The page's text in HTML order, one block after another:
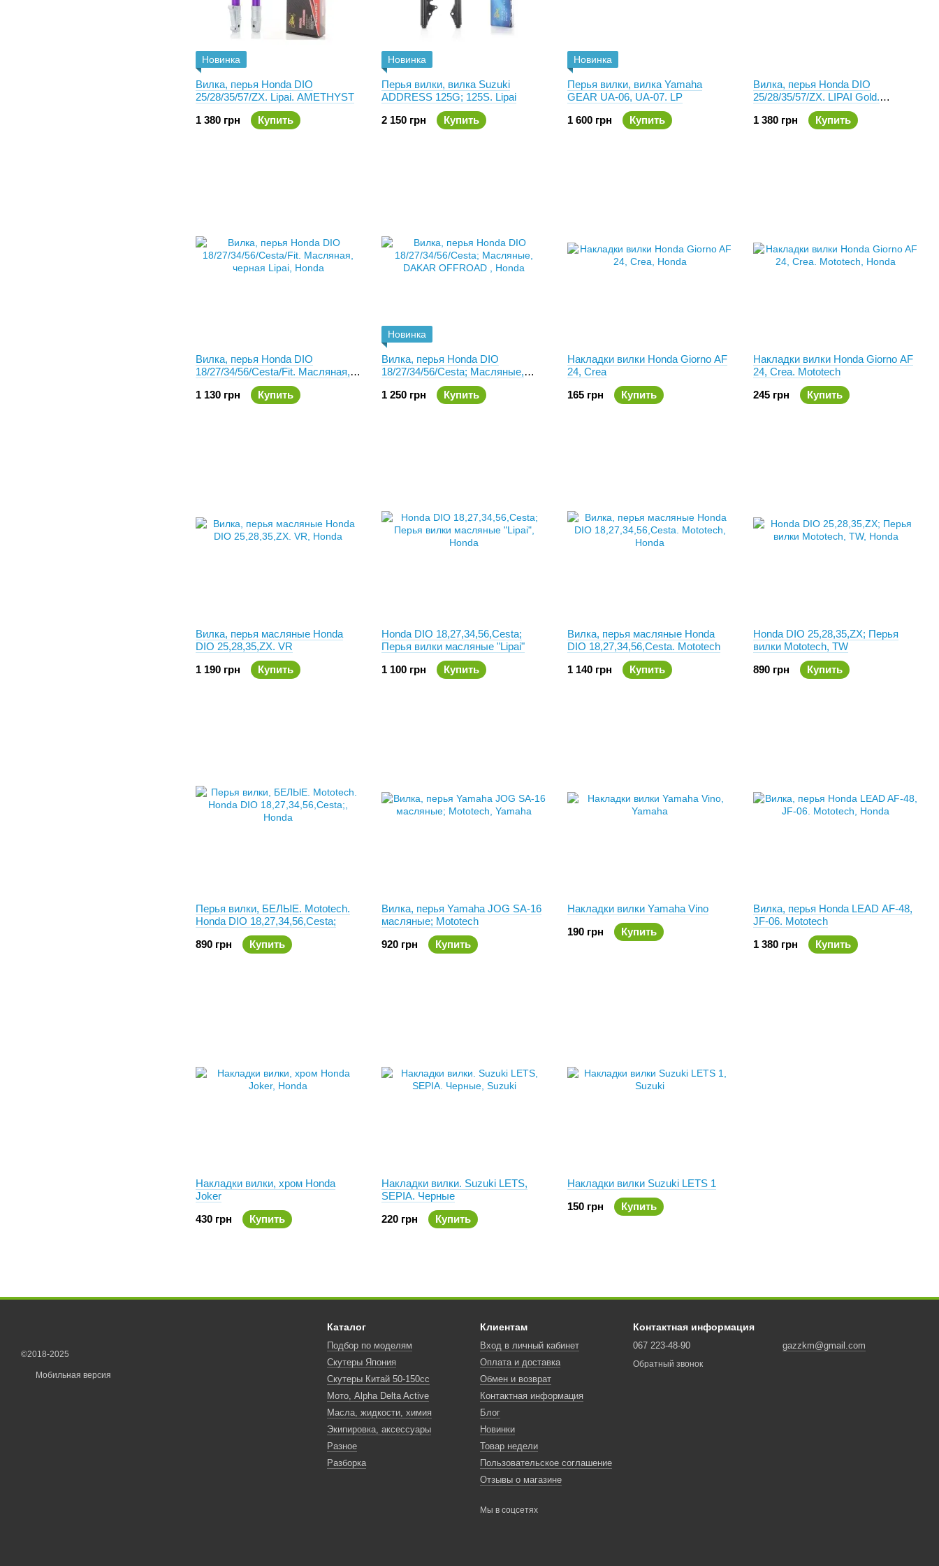
Новинка
Вилка, перья Honda DIO
25/28/35/57/ZX. Lipai. AMETHYST
1 380 грн
Купить
Новинка
Перья вилки, вилка Suzuki
ADDRESS 125G; 125S. Lipai
2 150 грн
Купить
Новинка
Перья вилки, вилка Yamaha
GEAR UA-06, UA-07. LP
1 600 грн
Купить
Вилка, перья Honda DIO
25/28/35/57/ZX. LIPAI Gold.
1 380 грн
Купить
Вилка, перья Honda DIO
18/27/34/56/Cesta/Fit. Масляная,
1 130 грн
Купить
Новинка
Вилка, перья Honda DIO
18/27/34/56/Cesta; Масляные,
DAKAR OFFROAD
1 250 грн
Купить
Накладки вилки Honda Giorno AF
24, Crea
165 грн
Купить
Накладки вилки Honda Giorno AF
24, Crea. Mototech
245 грн
Купить
Вилка, перья масляные Honda
DIO 25,28,35,ZX. VR
1 190 грн
Купить
Honda DIO 18,27,34,56,Cesta;
Перья вилки масляные "Lipai"
1 100 грн
Купить
Вилка, перья масляные Honda
DIO 18,27,34,56,Cesta. Mototech
1 140 грн
Купить
Honda DIO 25,28,35,ZX; Перья
вилки Mototech, TW
890 грн
Купить
Перья вилки, БЕЛЫЕ. Mototech.
Honda DIO 18,27,34,56,Cesta;
890 грн
Купить
Вилка, перья Yamaha JOG SA-16
масляные; Mototech
920 грн
Купить
Накладки вилки Yamaha Vino
190 грн
Купить
Вилка, перья Honda LEAD AF-48,
JF-06. Mototech
1 380 грн
Купить
Накладки вилки, хром Honda
Joker
430 грн
Купить
Накладки вилки. Suzuki LETS,
SEPIA. Черные
220 грн
Купить
Накладки вилки Suzuki LETS 1
150 грн
Купить
©2018-2025
Мобильная версия
Каталог
Подбор по моделям
Скутеры Япония
Скутеры Китай 50-150сс
Мото, Alpha Delta Active
Масла, жидкости, химия
Экипировка, аксессуары
Разное
Разборка
Клиентам
Вход в личный кабинет
Оплата и доставка
Обмен и возврат
Контактная информация
Блог
Новинки
Товар недели
Пользовательское соглашение
Отзывы о магазине
Мы в соцсетях
Контактная информация
067 223-48-90
Обратный звонок
gazzkm@gmail.com